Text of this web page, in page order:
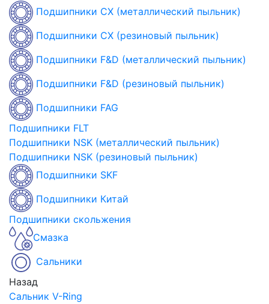
Подшипники CX (металлический пыльник)
Подшипники CX (резиновый пыльник)
Подшипники F&D (металлический пыльник)
Подшипники F&D (резиновый пыльник)
Подшипники FAG
Подшипники FLT
Подшипники NSK (металлический пыльник)
Подшипники NSK (резиновый пыльник)
Подшипники SKF
Подшипники Китай
Подшипники скольжения
Смазка
Сальники
Назад
Сальник V-Ring